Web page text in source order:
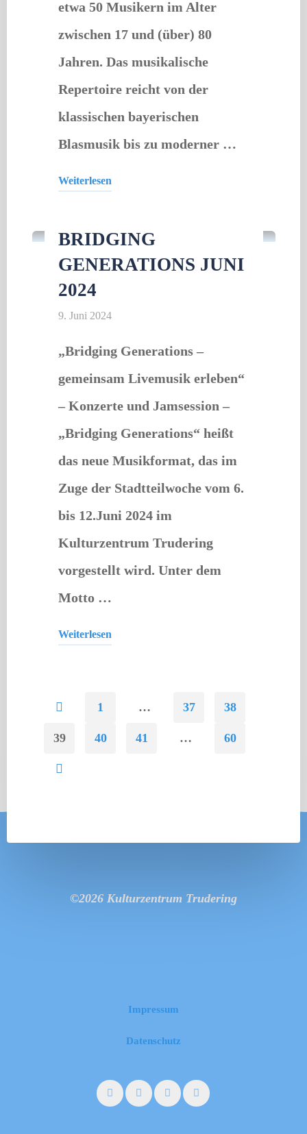
etwa 50 Musikern im Alter
zwischen 17 und (über) 80
Jahren. Das musikalische
Repertoire reicht von der
klassischen bayerischen
Blasmusik bis zu moderner …
Weiterlesen
BRIDGING
GENERATIONS JUNI
2024
9. Juni 2024
„Bridging Generations –
gemeinsam Livemusik erleben“
– Konzerte und Jamsession –
„Bridging Generations“ heißt
das neue Musikformat, das im
Zuge der Stadtteilwoche vom 6.
bis 12.Juni 2024 im
Kulturzentrum Trudering
vorgestellt wird. Unter dem
Motto …
Weiterlesen
SEITENNUMMERIERUNG
DER
1 … 37 38
39 40 41 … 60
©2026 Kulturzentrum Trudering
Impressum
Datenschutz